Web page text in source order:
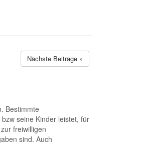
Nächste Beiträge »
Bestimmte
seine Kinder leistet, für
freiwilligen
sind. Auch